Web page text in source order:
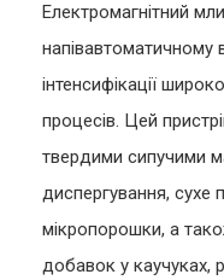
Електромагнітний
напівавтоматичному
інтенсифікації
процесів. Цей
твердими сипучими
диспергування, сухе
мікропорошки, а
добавок у каучуках,